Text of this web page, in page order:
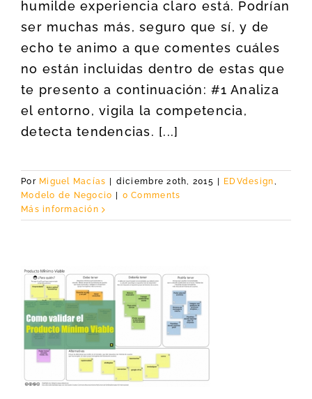
humilde experiencia claro está. Podrían
ser muchas más, seguro que sí, y de
echo te animo a que comentes cuáles
no están incluidas dentro de estas que
te presento a continuación: #1 Analiza
el entorno, vigila la competencia,
detecta tendencias. [...]
Por Miguel Macías diciembre 20th, 2015 EDVdesign,
Modelo de Negocio
0 Comments
Más información